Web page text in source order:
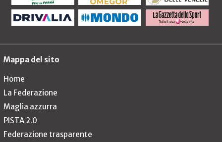
Mappa del sito
Home
La Federazione
Maglia azzurra
PISTA 2.0
Federazione trasparente